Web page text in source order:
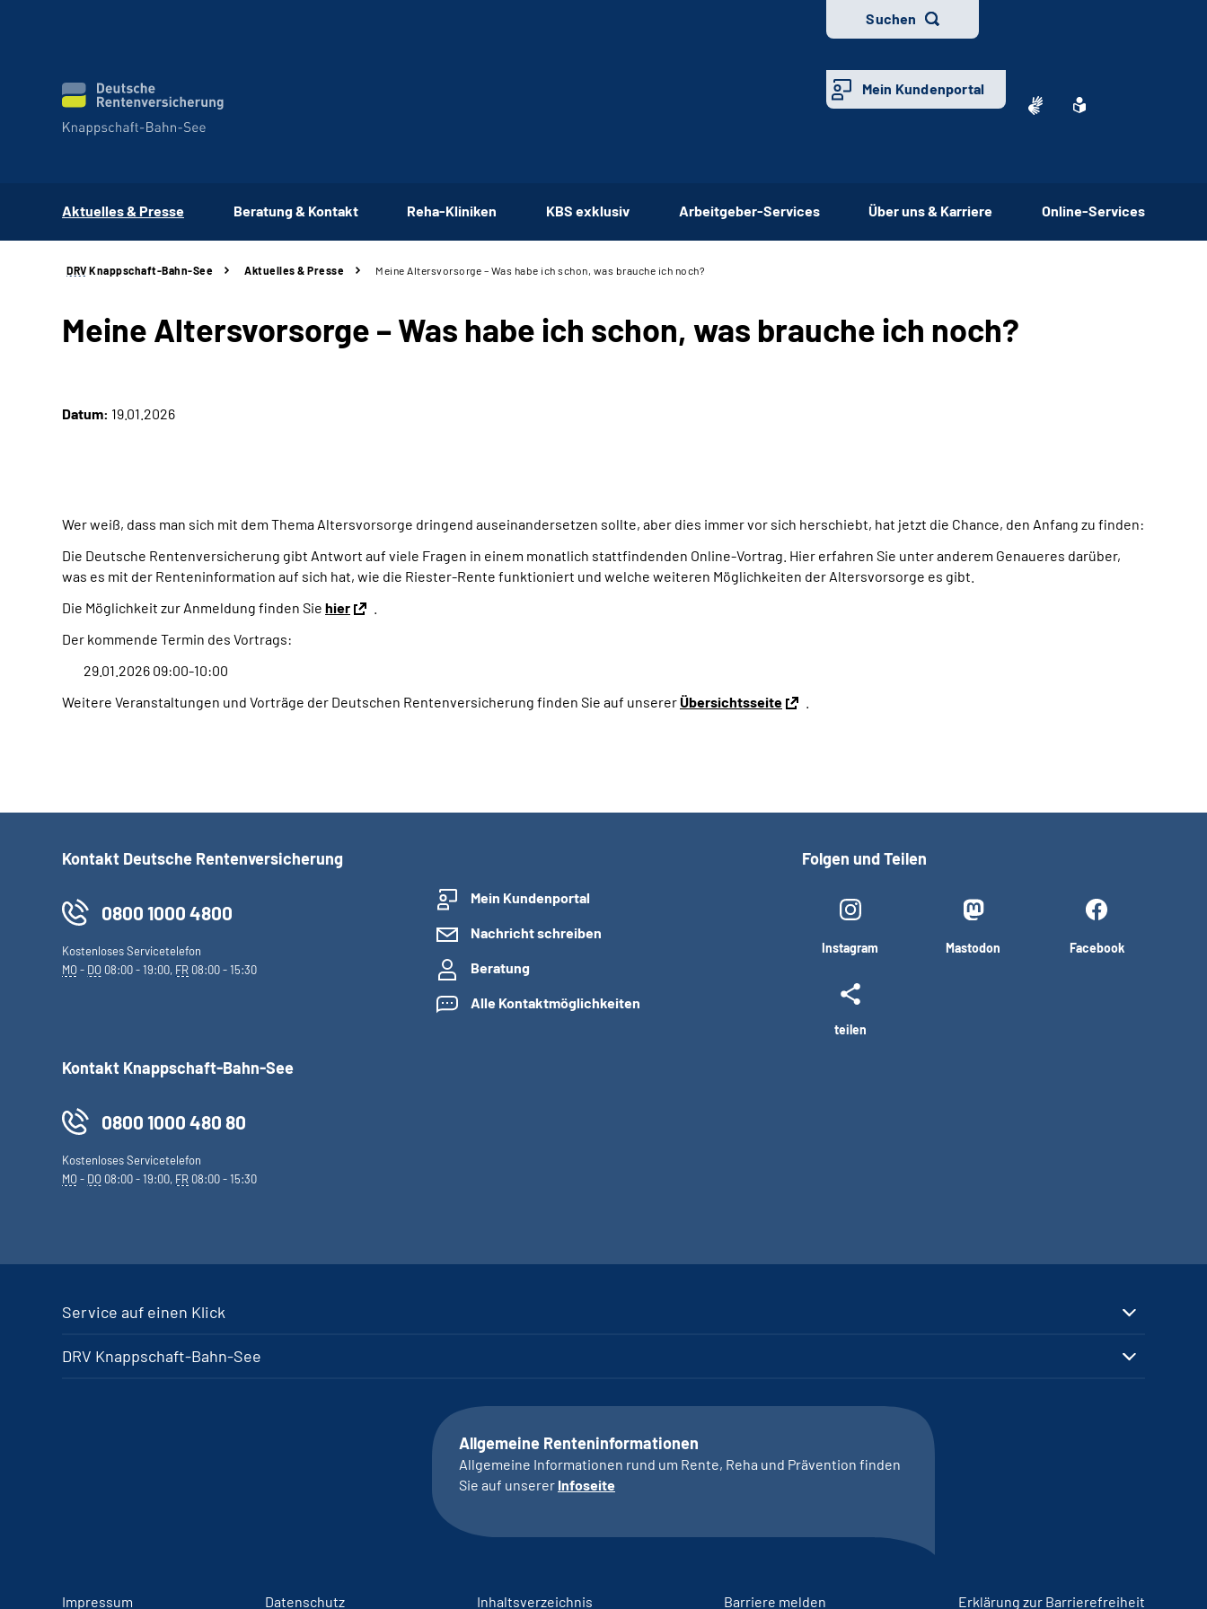
Suchen
Mein Kundenportal
Aktuelles & Presse Beratung & Kontakt Reha-Kliniken KBS exklusiv Arbeitgeber-Services Über uns & Karriere Online-Services
DRV Knappschaft-Bahn-See Aktuelles & Presse Meine Altersvorsorge – Was habe ich schon, was brauche ich noch?
Meine Altersvorsorge – Was habe ich schon, was brauche ich noch?
Datum: 19.01.2026
Wer weiß, dass man sich mit dem Thema Altersvorsorge dringend auseinandersetzen sollte, aber dies immer vor sich herschiebt, hat jetzt die Chance, den Anfang zu finden:
Die Deutsche Rentenversicherung gibt Antwort auf viele Fragen in einem monatlich stattfindenden Online-Vortrag. Hier erfahren Sie unter anderem Genaueres darüber,
was es mit der Renteninformation auf sich hat, wie die Riester-Rente funktioniert und welche weiteren Möglichkeiten der Altersvorsorge es gibt.
Die Möglichkeit zur Anmeldung finden Sie hier
Der kommende Termin des Vortrags:
29.01.2026 09:00-10:00
Weitere Veranstaltungen und Vorträge der Deutschen Rentenversicherung finden Sie auf unsererÜbersichtsseite
Kontakt Deutsche Rentenversicherung
0800 1000 4800
Kostenloses Servicetelefon
MO- DO 08:00 - 19:00, FR 08:00 - 15:30
Mein Kundenportal
Nachricht schreiben
Beratung
Alle Kontaktmöglichkeiten
Kontakt Knappschaft-Bahn-See
0800 1000 480 80
Kostenloses Servicetelefon
MO- DO 08:00 - 19:00, FR 08:00 - 15:30
Folgen und Teilen
Instagram Mastodon Facebook
teilen
Service auf einen Klick
DRV Knappschaft-Bahn-See
Allgemeine Renteninformationen
Allgemeine Informationen rund um Rente, Reha und Prävention finden
Sie auf unserer Infoseite
Impressum Datenschutz Inhaltsverzeichnis Barriere melden Erklärung zur Barrierefreiheit